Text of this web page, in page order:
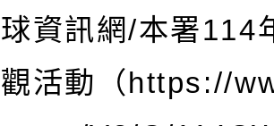
球資訊網/本署114
觀活動（https://